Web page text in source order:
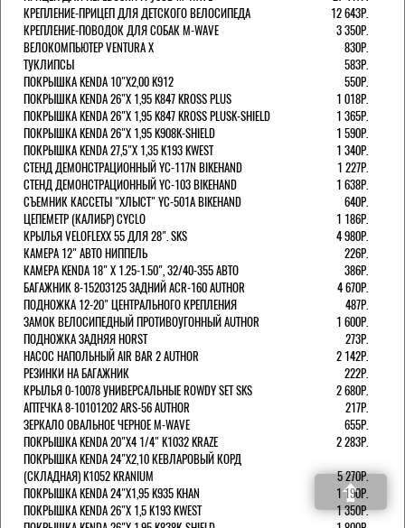
КРЕПЛЕНИЕ-ПРИЦЕП ДЛЯ ДЕТСКОГО ВЕЛОСИПЕДА
12 643Р.
КРЕПЛЕНИЕ-ПОВОДОК ДЛЯ СОБАК M-WAVE
3 350Р.
ВЕЛОКОМПЬЮТЕР VENTURA Х
830Р.
ТУКЛИПСЫ
583Р.
ПОКРЫШКА KENDA 10"Х2,00 K912
550Р.
ПОКРЫШКА KENDA 26"Х 1,95 K847 KROSS PLUS
1 018Р.
ПОКРЫШКА KENDA 26"Х 1,95 K847 KROSS PLUSK-SHIELD
1 365Р.
ПОКРЫШКА KENDA 26"Х 1,95 K908K-SHIELD
1 590Р.
ПОКРЫШКА KENDA 27,5"Х 1,35 K193 KWEST
1 340Р.
СТЕНД ДЕМОНСТРАЦИОННЫЙ YC-117N BIKEHAND
1 227Р.
СТЕНД ДЕМОНСТРАЦИОННЫЙ YC-103 BIKEHAND
1 638Р.
СЪЕМНИК КАССЕТЫ "ХЛЫСТ" YC-501A BIKEHAND
640Р.
ЦЕПЕМЕТР (КАЛИБР) CYCLO
1 186Р.
КРЫЛЬЯ VELOFLEXX 55 ДЛЯ 28". SKS
4 980Р.
КАМЕРА 12" АВТО НИППЕЛЬ
226Р.
КАМЕРА KENDA 18" Х 1.25-1.50", 32/40-355 АВТО
386Р.
БАГАЖНИК 8-15203125 ЗАДНИЙ ACR-160 AUTHOR
4 670Р.
ПОДНОЖКА 12-20" ЦЕНТРАЛЬНОГО КРЕПЛЕНИЯ
487Р.
ЗАМОК ВЕЛОСИПЕДНЫЙ ПРОТИВОУГОННЫЙ AUTHOR
1 600Р.
ПОДНОЖКА ЗАДНЯЯ HORST
273Р.
НАСОС НАПОЛЬНЫЙ AIR BAR 2 AUTHOR
2 142Р.
РЕЗИНКИ НА БАГАЖНИК
222Р.
КРЫЛЬЯ 0-10078 УНИВЕРСАЛЬНЫЕ ROWDY SET SKS
2 680Р.
АПТЕЧКА 8-10101202 ARS-56 AUTHOR
217Р.
ЗЕРКАЛО ОВАЛЬНОЕ ЧЕРНОЕ M-WAVE
655Р.
ПОКРЫШКА KENDA 20"Х4 1/4" K1032 KRAZE
2 283Р.
ПОКРЫШКА KENDA 24"Х2,10 КЕВЛАРОВЫЙ КОРД
(СКЛАДНАЯ) K1052 KRANIUM
5 270Р.
ПОКРЫШКА KENDA 24"Х1,95 K935 KHAN
1 190Р.
ПОКРЫШКА KENDA 26"Х 1,5 K193 KWEST
1 350Р.